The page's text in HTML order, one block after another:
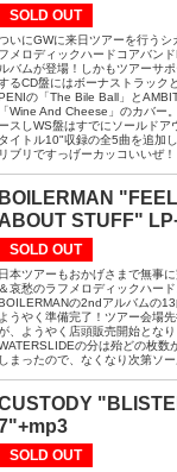
SOLD OUT
いにGWに来日ツアーを行うシ
フメロディックハードコアバン
ルバムが登場！しかもツアーサ
るCD盤にはボーナストラック
の「The Bile Ball」と
「Wine And Cheese」のカバー
ースしWS盤はすでにソールドア
タイトル10"収録の全5曲を追加
リブリですっげーカッコいいぜ！
BOILERMAN
ABOUT STUFF"
SOLD OUT
日本ツアーもおかげさまで無事
＆哀愁のラフメロディックハー
の2ndアルバムの
ようやく準備完了！ツアー会場
、ようやく店頭販売開始とな
の分は殆どの枚数
しまったので、なくなり次第ソー
SOLD OUT